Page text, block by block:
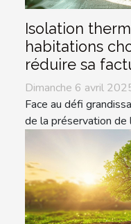
Isolation
habitations
réduire sa
Dimanche 6 avril
Face au défi
de la préservation de